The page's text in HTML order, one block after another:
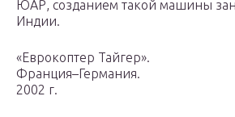
ЮАР, созданием такой машины
Индии.
«Еврокоптер Тайгер».
Франция–Германия.
2002 г.